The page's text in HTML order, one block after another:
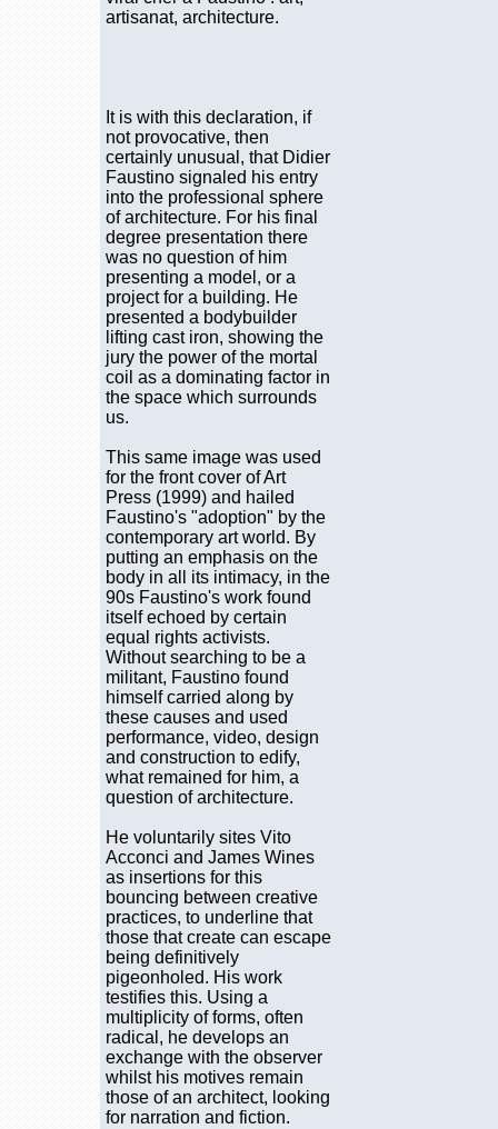
artisanat, architecture.
It is with this declaration, if
not provocative, then
certainly unusual, that Didier
Faustino signaled his entry
into the professional sphere
of architecture. For his final
degree presentation there
was no question of him
presenting a model, or a
project for a building. He
presented a bodybuilder
lifting cast iron, showing the
jury the power of the mortal
coil as a dominating factor in
the space which surrounds
us.
This same image was used
for the front cover of Art
Press (1999) and hailed
Faustino's "adoption" by the
contemporary art world. By
putting an emphasis on the
body in all its intimacy, in the
90s Faustino's work found
itself echoed by certain
equal rights activists.
Without searching to be a
militant, Faustino found
himself carried along by
these causes and used
performance, video, design
and construction to edify,
what remained for him, a
question of architecture.
He voluntarily sites Vito
Acconci and James Wines
as insertions for this
bouncing between creative
practices, to underline that
those that create can escape
being definitively
pigeonholed. His work
testifies this. Using a
multiplicity of forms, often
radical, he develops an
exchange with the observer
whilst his motives remain
those of an architect, looking
for narration and fiction.